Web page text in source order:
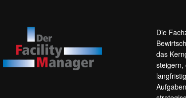
Die
das
steigern,